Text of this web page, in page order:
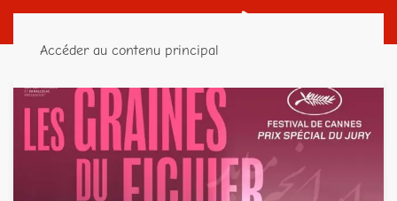
Accéder au contenu principal